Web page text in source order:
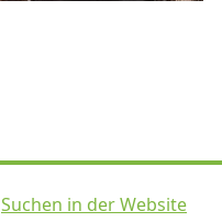
Suchen in der Website